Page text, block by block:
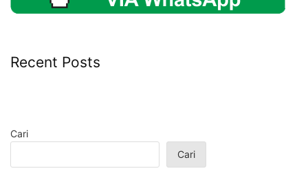
Recent Posts
Cari
Cari